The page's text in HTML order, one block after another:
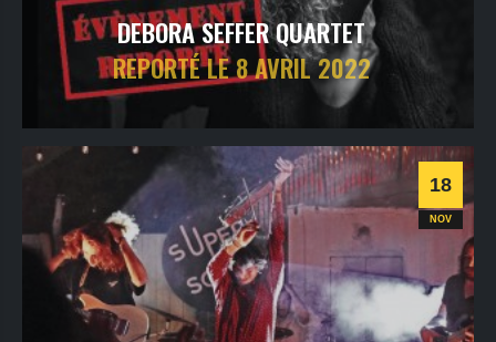
DEBORA SEFFER QUARTET
REPORTÉ LE 8 AVRIL 2022
vendredi
Informations
18
NOV